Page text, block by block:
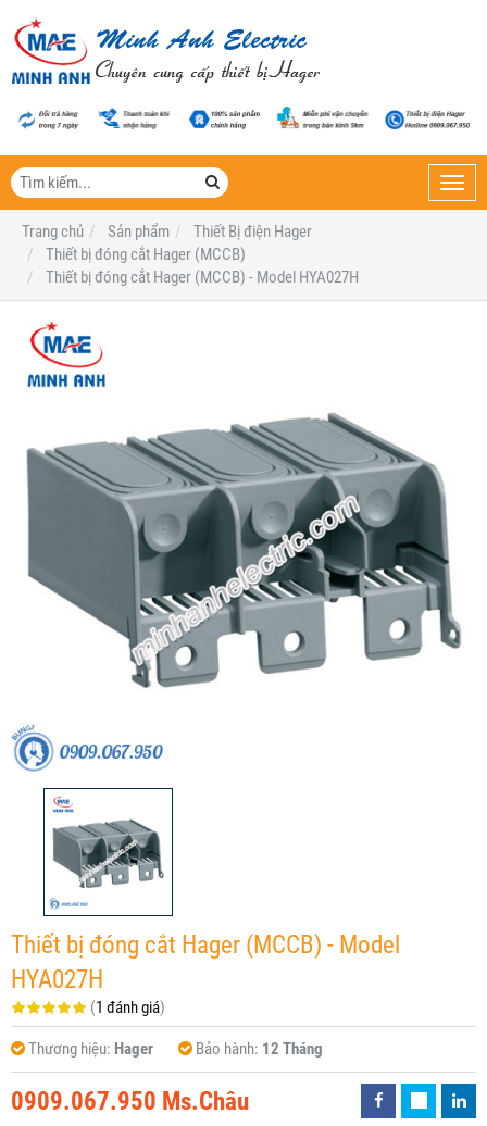
Trang chủ
Sản phẩm
Thiết Bị điện Hager
Thiết bị đóng cắt Hager (MCCB)
Thiết bị đóng cắt Hager (MCCB) - Model HYA027H
Thiết bị đóng cắt Hager (MCCB) - Model
HYA027H
(1 đánh giá)
Thương hiệu: Hager Bảo hành: 12 Tháng
0909.067.950 Ms.Châu